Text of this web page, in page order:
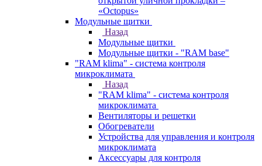
«Octopus»
Модульные щитки
Назад
Модульные щитки
Модульные щитки - "RAM base"
"RAM klima" - система контроля
микроклимата
Назад
"RAM klima" - система контроля
микроклимата
Вентиляторы и решетки
Обогреватели
Устройства для управления и контроля
микроклимата
Аксессуары для контроля